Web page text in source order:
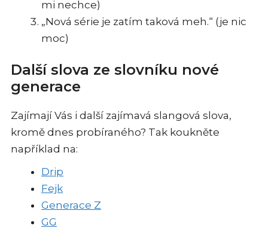
mi nechce)
„Nová série je zatím taková meh.“ (je nic
moc)
Další slova ze slovníku nové
generace
Zajímají Vás i další zajímavá slangová slova,
kromě dnes probíraného? Tak koukněte
například na:
Drip
Fejk
Generace Z
GG